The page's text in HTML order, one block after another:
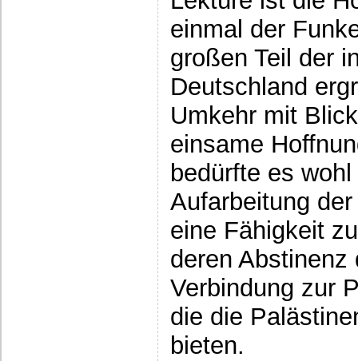
einmal der
großen Teil der
Deutschland
Umkehr mit
einsame
bedürfte es
Aufarbeitung
eine Fähigkeit
deren Abstinenz
Verbindung zur
die die
bieten.